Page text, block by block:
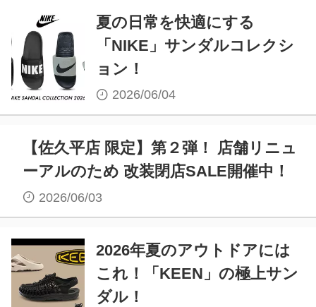
夏の日常を快適にする
「NIKE」サンダルコレクシ
ョン！
2026/06/04
【佐久平店 限定】第２弾！ 店舗リニュ
ーアルのため 改装閉店SALE開催中！
2026/06/03
2026年夏のアウトドアには
これ！「KEEN」の極上サン
ダル！